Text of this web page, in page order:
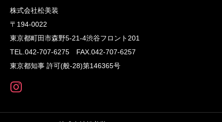
株式会社松美装
〒194-0022
東京都町田市森野5-21-4渋谷フロント201
TEL.042-707-6275 FAX.042-707-6257
東京都知事 許可(般-28)第146365号